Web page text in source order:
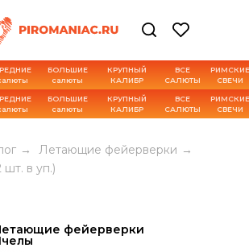
ВСЕ
САЛЮТЫ
РИМСКИЕ
СВЕЧИ
БОЛЬШИЕ
салюты
КРУПНЫЙ
КАЛИБР
ВСЕ
САЛЮТЫ
РИМСКИЕ
СВЕЧИ
БОЛЬШИЕ
салюты
КРУПНЫЙ
КАЛИБР
→ Летающие фейерверки →
в уп.)
фейерверки
товара